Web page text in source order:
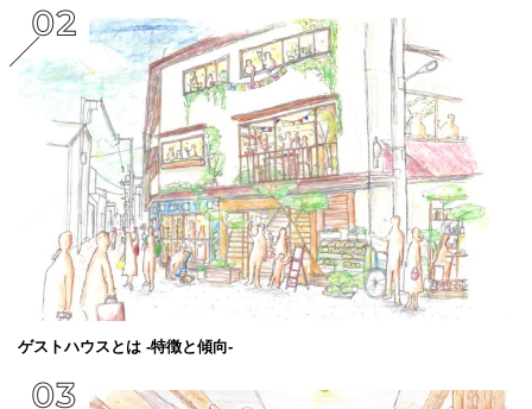
ゲストハウスとは -特徴と傾向-